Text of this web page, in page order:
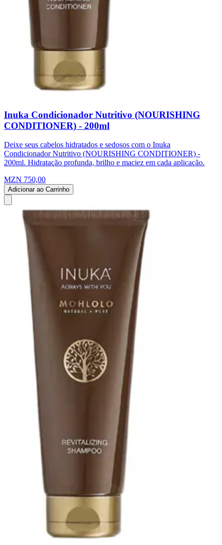
Inuka Condicionador Nutritivo (NOURISHING
CONDITIONER) - 200ml
Deixe seus cabelos hidratados e sedosos com o Inuka
Condicionador Nutritivo (NOURISHING CONDITIONER) -
200ml. Hidratação profunda, brilho e maciez em cada aplicação.
MZN 750,00
Adicionar ao Carrinho